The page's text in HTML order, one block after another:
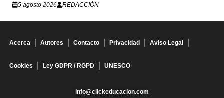
5 agosto 2026 REDACCIÓN
Acerca Autores Contacto Privacidad Aviso Legal
Cookies Ley GDPR / RGPD UNESCO
info@clickeducacion.com